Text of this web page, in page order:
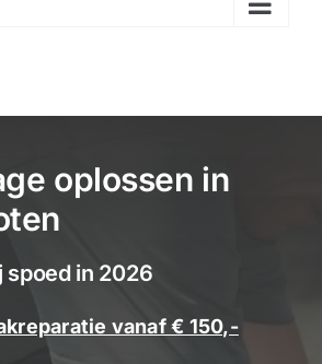
oplossen in
spoed in 2026
vanaf € 150,-